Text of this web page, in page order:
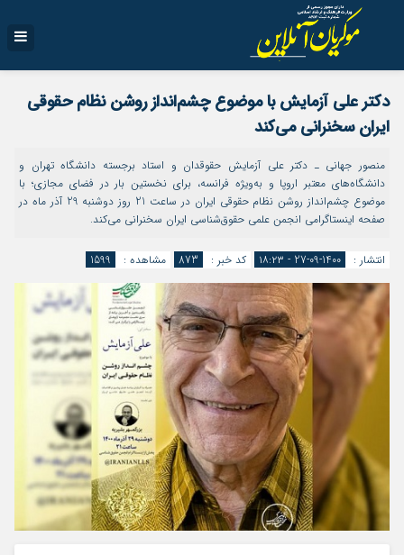
دکتر علی آزمایش با موضوع چشم‌انداز روشن نظام حقوقی
ایران سخنرانی می‌کند
منصور جهانی ـ دکتر علی آزمایش حقوقدان و استاد برجسته دانشگاه تهران و
دانشگاه‌های معتبر اروپا و به‌ویژه فرانسه، برای نخستین بار در فضای مجازی؛ با
موضوع چشم‌انداز روشن نظام حقوقی ایران در ساعت 21 روز دوشنبه 29 آذر ماه در
صفحه اینستاگرامی انجمن علمی حقوق‌شناسی ایران سخنرانی می‌کند.
انتشار : 1400-09-27 - ۱۸:۲۳ کد خبر : 873 مشاهده : 1599